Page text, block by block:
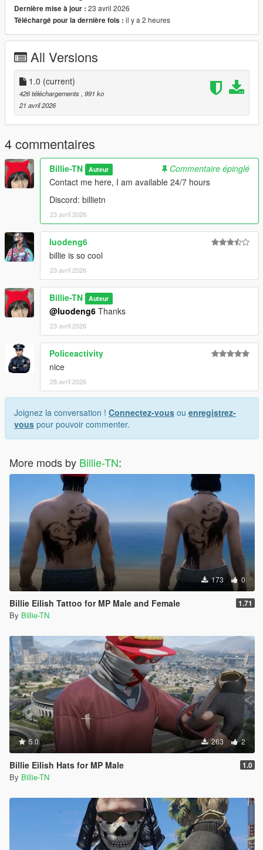
Dernière mise à jour : 23 avril 2026
Téléchargé pour la dernière fois : il y a 2 heures
All Versions
1.0 (current)
426 téléchargements , 991 ko
21 avril 2026
4 commentaires
Billie-TN Auteur
Commentaire épinglé
Contact me here, I am available 24/7 hours
Discord: billietn
23 avril 2026
luodeng6
billie is so cool
23 avril 2026
Billie-TN Auteur
@luodeng6 Thanks
23 avril 2026
Policeactivity
nice
28 avril 2026
Joignez la conversation ! Connectez-vous ou enregistrez-
vous pour pouvoir commenter.
More mods by Billie-TN:
173 0
Billie Eilish Tattoo for MP Male and Female 1.71
By Billie-TN
5.0 263 2
Billie Eilish Hats for MP Male 1.0
By Billie-TN